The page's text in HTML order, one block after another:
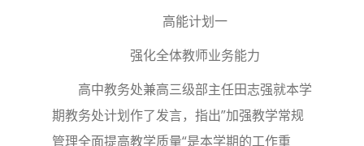
高能计划一
强化全体教师业务能力
高中教务处兼高三级部主任田志强就本学
期教务处计划作了发言，指出”加强教学常规
管理全面提高教学质量“是本学期的工作重